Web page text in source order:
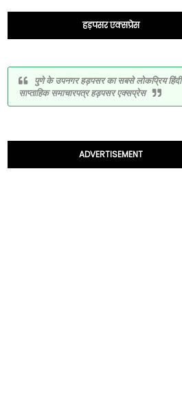
हड़पसर एक्सप्रेस
पुणे के उपनगर हड़पसर का सबसे लोकप्रिय हिंदी
साप्ताहिक समाचारपत्र हड़पसर एक्सप्रेस
ADVERTISEMENT